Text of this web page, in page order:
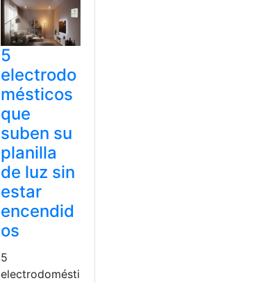
5
electrodo
mésticos
que
suben su
planilla
de luz sin
estar
encendid
os
5
electrodomésti